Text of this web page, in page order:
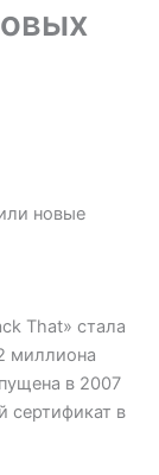
новые
That» стала
миллиона
в 2007
сертификат в